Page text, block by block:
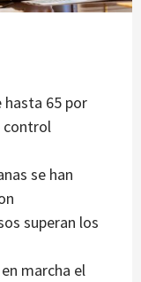
hasta 65 por
control
se han
superan los
marcha el